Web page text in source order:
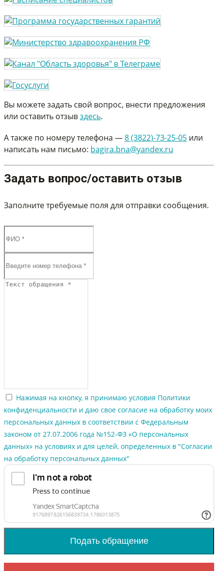
Вы можете задать свой вопрос, внести предложения
или оставить отзывздесь.
А также по номеру телефона —8 (3822)-73-25-05 или
написать нам письмо: bagira.bna@yandex.ru
Задать вопрос/оставить отзыв
Заполните требуемые поля для отправки сообщения.
Нажимая на кнопку, я принимаю условия Политики
конфиденциальности и даю свое согласие на обработку моих
персональных данных в соответствии с Федеральным
законом от 27.07.2006 года №152-ФЗ «О персональных
данных» на условиях и для целей, определенных в "Согласии
на обработку персональных данных"